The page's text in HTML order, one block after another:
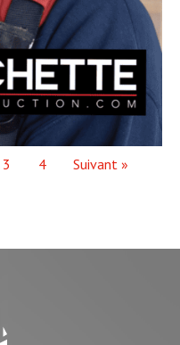
3 4 Suivant »